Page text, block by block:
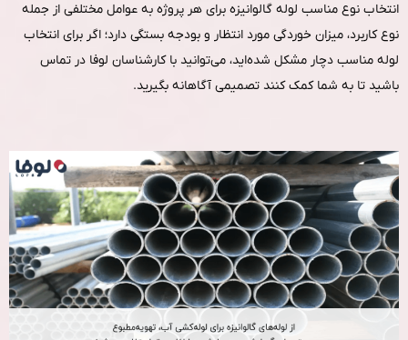
انتخاب نوع مناسب لوله گالوانیزه برای هر پروژه به عوامل مختلفی از جمله
نوع کاربرد، میزان خوردگی مورد انتظار و بودجه بستگی دارد؛ اگر برای انتخاب
لوله مناسب دچار مشکل شده‌اید، می‌توانید با کارشناسان لوفا در تماس
باشید تا به شما کمک کنند تصمیمی آگاهانه بگیرید.